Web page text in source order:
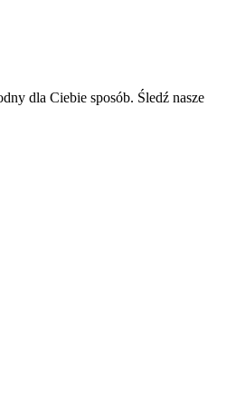
dla Ciebie sposób. Śledź nasze